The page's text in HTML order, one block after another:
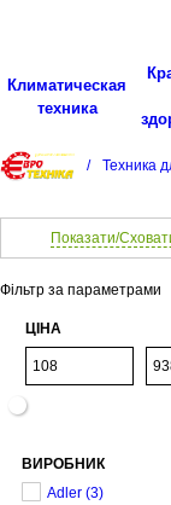
Климатическая
техника
/ Техника
Показати/
Фільтр за параметрами
ЦІНА
ВИРОБНИК
Adler (3)